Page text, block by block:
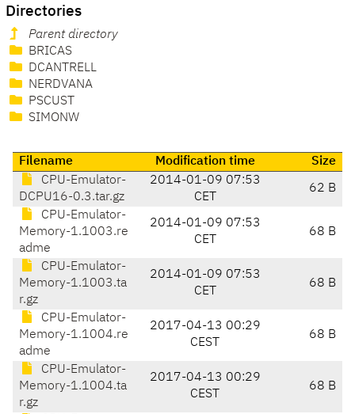
Directories
Parent directory
BRICAS
DCANTRELL
NERDVANA
PSCUST
SIMONW
Filename Modification time
Size
CPU-Emulator-
DCPU16-0.3.tar.gz
2014-01-09 07:53
CET
62 B
CPU-Emulator-
Memory-1.1003.re
adme
2014-01-09 07:53
CET
68 B
CPU-Emulator-
Memory-1.1003.ta
r.gz
2014-01-09 07:53
CET
68 B
CPU-Emulator-
Memory-1.1004.re
adme
2017-04-13 00:29
CEST
68 B
CPU-Emulator-
Memory-1.1004.ta
r.gz
2017-04-13 00:29
CEST
68 B